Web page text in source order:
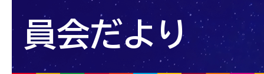
員会だより